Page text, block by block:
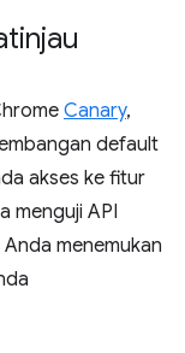
Canary,
default
akses ke fitur
menguji API
menemukan